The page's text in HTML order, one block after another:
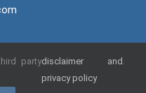
AG
partydisclaimer and
privacy policy
.